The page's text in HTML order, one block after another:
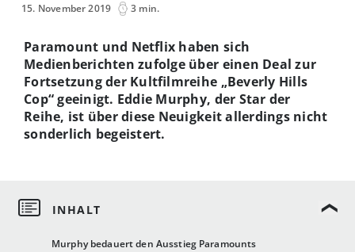
15. November 2019 3 min.
Murphy bedauert den Ausstieg Paramounts
Paramount und Netflix haben sich
Medienberichten zufolge über einen Deal zur
Fortsetzung der Kultfilmreihe „Beverly Hills
Cop“ geeinigt. Eddie Murphy, der Star der
Reihe, ist über diese Neuigkeit allerdings nicht
sonderlich begeistert.